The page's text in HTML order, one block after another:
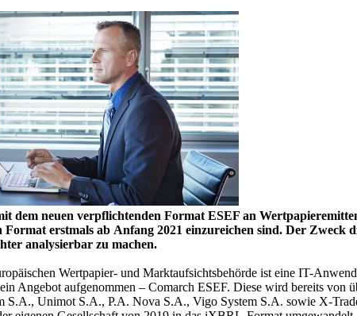
dem neuen verpflichtenden Format ESEF an
erstmals ab Anfang 2021 einzureichen sind. Der Zweck
analysierbar zu machen.
Wertpapier- und Marktaufsichtsbehörde ist eine IT-
Angebot aufgenommen – Comarch ESEF. Diese wird bereits
Unimot S.A., P.A. Nova S.A., Vigo System S.A. sowie X-